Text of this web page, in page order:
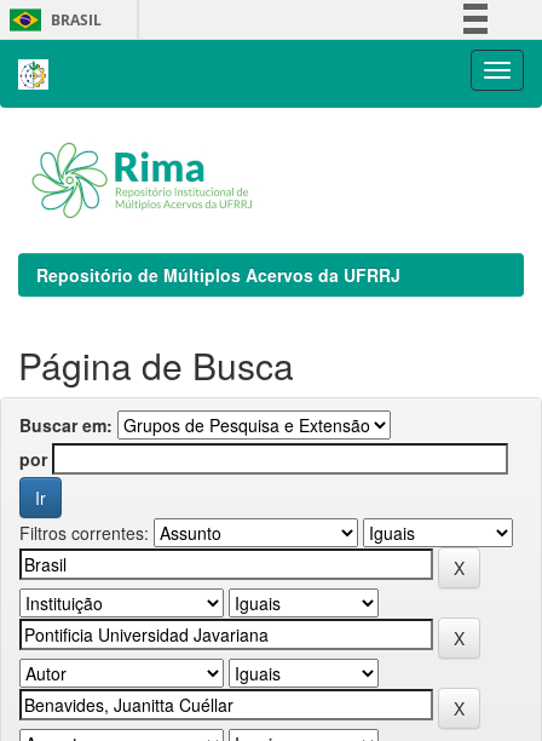
Skip
navigation
BRASIL
Repositório de Múltiplos Acervos da UFRRJ
Página de Busca
Buscar em:
por
Filtros correntes: